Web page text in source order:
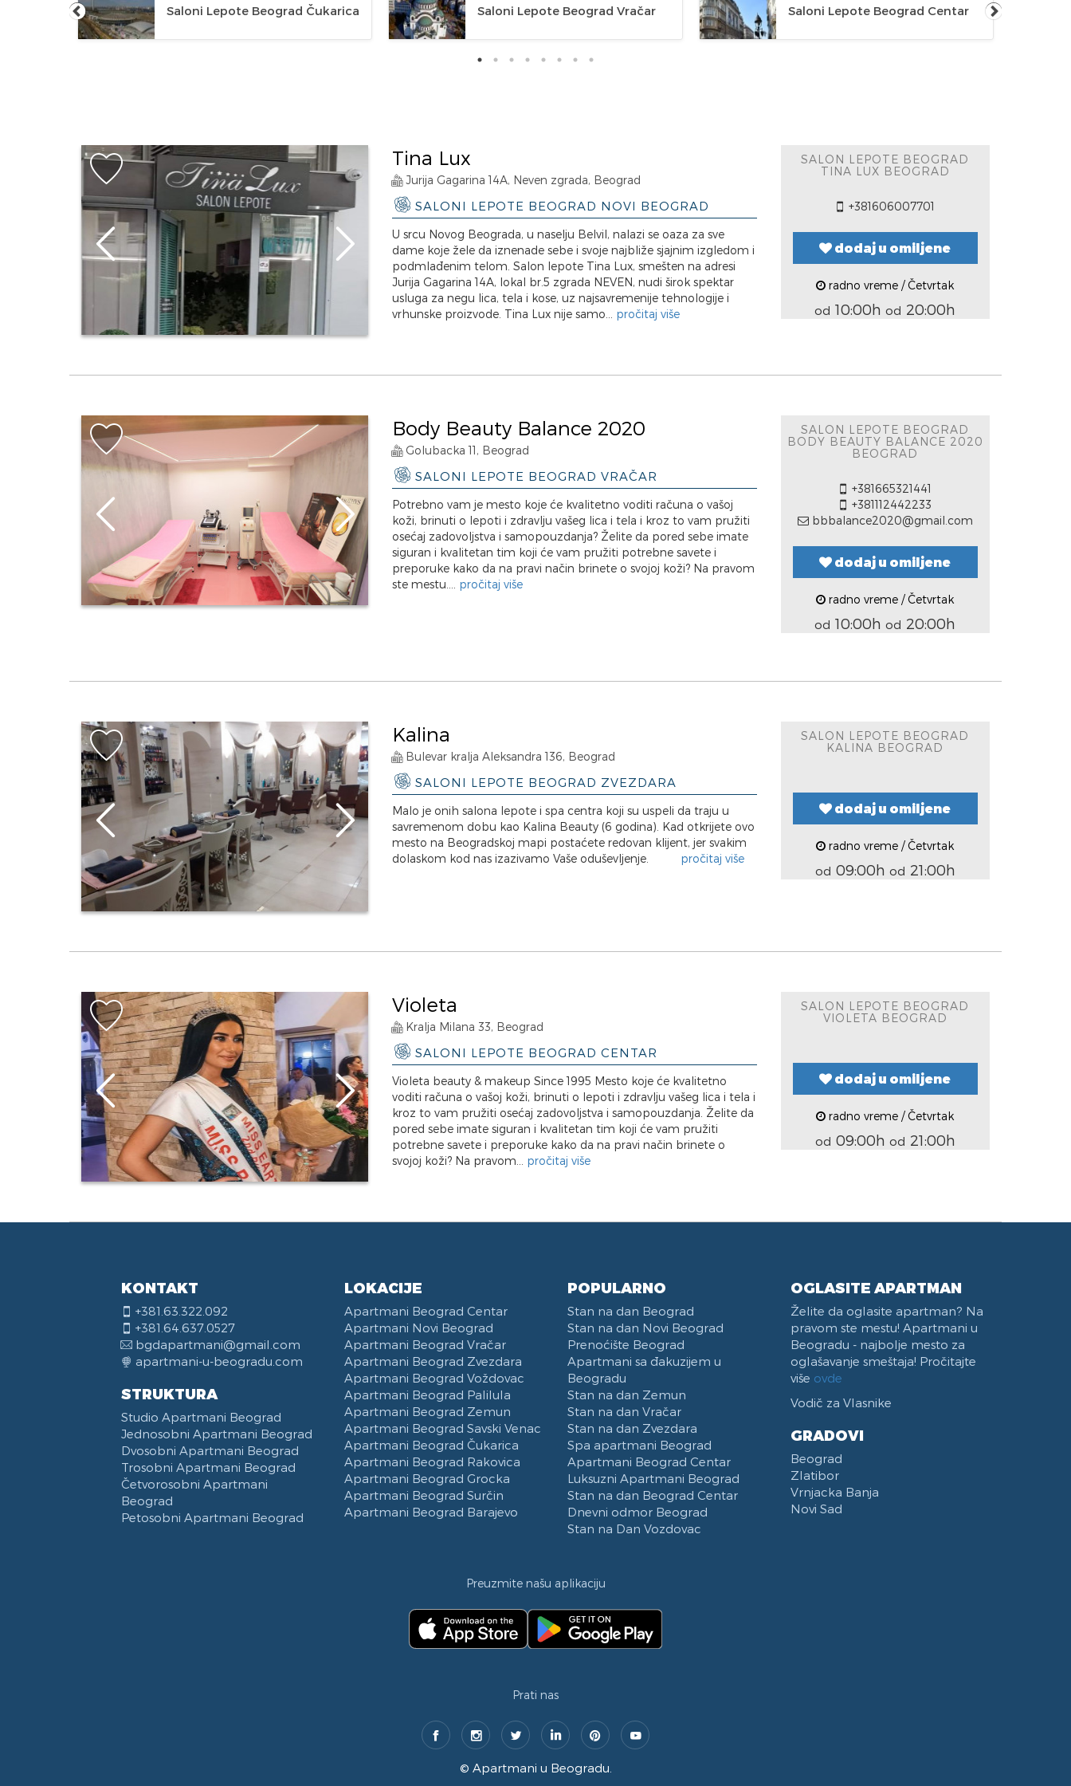
Saloni Lepote Beograd Čukarica Saloni Lepote Beograd Vračar Saloni Lepote Beograd Centar
Tina Lux
Jurija Gagarina 14A, Neven zgrada, Beograd
SALONI LEPOTE BEOGRAD NOVI BEOGRAD
U srcu Novog Beograda, u naselju Belvil, nalazi se oaza za sve
dame koje žele da iznenade sebe i svoje najbliže sjajnim izgledom i
podmlađenim telom. Salon lepote Tina Lux, smešten na adresi
Jurija Gagarina 14A, lokal br.5 zgrada NEVEN, nudi širok spektar
usluga za negu lica, tela i kose, uz najsavremenije tehnologije i
vrhunske proizvode. Tina Lux nije samo... pročitaj više
SALON LEPOTE BEOGRAD
TINA LUX BEOGRAD
+381606007701
dodaj u omiljene
radno vreme / Četvrtak
od 10:00hod 20:00h
Body Beauty Balance 2020
Golubacka 11, Beograd
SALONI LEPOTE BEOGRAD VRAČAR
Potrebno vam je mesto koje će kvalitetno voditi računa o vašoj
koži, brinuti o lepoti i zdravlju vašeg lica i tela i kroz to vam pružiti
osećaj zadovoljstva i samopouzdanja? Želite da pored sebe imate
siguran i kvalitetan tim koji će vam pružiti potrebne savete i
preporuke kako da na pravi način brinete o svojoj koži? Na pravom
ste mestu.... pročitaj više
SALON LEPOTE BEOGRAD
BODY BEAUTY BALANCE 2020
BEOGRAD
+381665321441
+381112442233
bbbalance2020@gmail.com
dodaj u omiljene
radno vreme / Četvrtak
od 10:00hod 20:00h
Kalina
Bulevar kralja Aleksandra 136, Beograd
SALONI LEPOTE BEOGRAD ZVEZDARA
Malo je onih salona lepote i spa centra koji su uspeli da traju u
savremenom dobu kao Kalina Beauty (6 godina). Kad otkrijete ovo
mesto na Beogradskoj mapi postaćete redovan klijent, jer svakim
dolaskom kod nas izazivamo Vaše oduševljenje. pročitaj više
SALON LEPOTE BEOGRAD
KALINA BEOGRAD
dodaj u omiljene
radno vreme / Četvrtak
od 09:00h od 21:00h
Violeta
Kralja Milana 33, Beograd
SALONI LEPOTE BEOGRAD CENTAR
Violeta beauty & makeup Since 1995 Mesto koje će kvalitetno
voditi računa o vašoj koži, brinuti o lepoti i zdravlju vašeg lica i tela i
kroz to vam pružiti osećaj zadovoljstva i samopouzdanja. Želite da
pored sebe imate siguran i kvalitetan tim koji će vam pružiti
potrebne savete i preporuke kako da na pravi način brinete o
svojoj koži? Na pravom... pročitaj više
SALON LEPOTE BEOGRAD
VIOLETA BEOGRAD
dodaj u omiljene
radno vreme / Četvrtak
od 09:00h od 21:00h
KONTAKT
+381.63.322.092
+381.64.637.0527
bgdapartmani@gmail.com
apartmani-u-beogradu.com
STRUKTURA
Studio Apartmani Beograd
Jednosobni Apartmani Beograd
Dvosobni Apartmani Beograd
Trosobni Apartmani Beograd
Četvorosobni Apartmani
Beograd
Petosobni Apartmani Beograd
LOKACIJE
Apartmani Beograd Centar
Apartmani Novi Beograd
Apartmani Beograd Vračar
Apartmani Beograd Zvezdara
Apartmani Beograd Voždovac
Apartmani Beograd Palilula
Apartmani Beograd Zemun
Apartmani Beograd Savski Venac
Apartmani Beograd Čukarica
Apartmani Beograd Rakovica
Apartmani Beograd Grocka
Apartmani Beograd Surčin
Apartmani Beograd Barajevo
POPULARNO
Stan na dan Beograd
Stan na dan Novi Beograd
Prenoćište Beograd
Apartmani sa đakuzijem u
Beogradu
Stan na dan Zemun
Stan na dan Vračar
Stan na dan Zvezdara
Spa apartmani Beograd
Apartmani Beograd Centar
Luksuzni Apartmani Beograd
Stan na dan Beograd Centar
Dnevni odmor Beograd
Stan na Dan Vozdovac
OGLASITE APARTMAN
Želite da oglasite apartman? Na
pravom ste mestu! Apartmani u
Beogradu - najbolje mesto za
oglašavanje smeštaja! Pročitajte
više ovde
Vodič za Vlasnike
GRADOVI
Beograd
Zlatibor
Vrnjacka Banja
Novi Sad
Preuzmite našu aplikaciju
Prati nas
© Apartmani u Beogradu